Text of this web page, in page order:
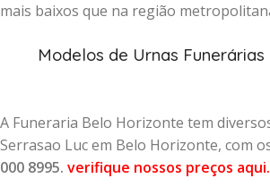
mais baixos que na região
Modelos de Urnas
A Funeraria Belo Horizonte tem
Serrasao Luc em Belo Horizonte, com
000 8995. verifique nossos preços aqui.